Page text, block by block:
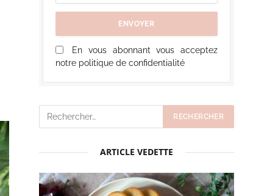
En vous abonnant vous acceptez
notre politique de confidentialité
ARTICLE VEDETTE